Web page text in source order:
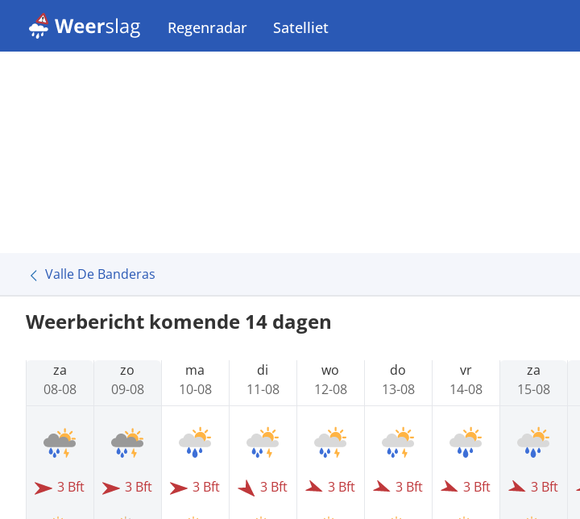
Regenradar Satelliet
Valle De Banderas
Weerbericht komende 14 dagen
za
08-08
3 Bft
zo
09-08
3 Bft
ma
10-08
3 Bft
di
11-08
3 Bft
wo
12-08
3 Bft
do
13-08
3 Bft
vr
14-08
3 Bft
za
15-08
3 Bft